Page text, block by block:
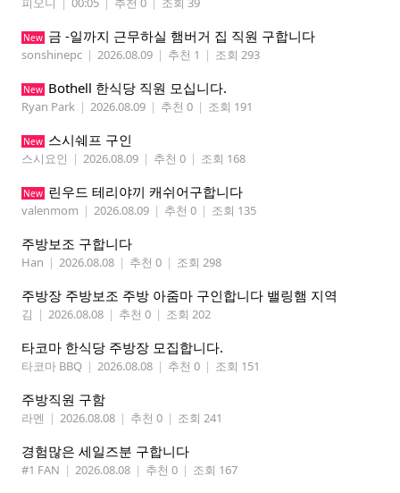
New 금 -일까지 근무하실 햄버거 집 직원 구합니다
sonshinepc | 2026.08.09 | 추천 1 | 조회 293
New Bothell 한식당 직원 모십니다.
Ryan Park | 2026.08.09 | 추천 0 | 조회 191
New 스시쉐프 구인
스시요인 | 2026.08.09 | 추천 0 | 조회 168
New 린우드 테리야끼 캐쉬어구합니다
valenmom | 2026.08.09 | 추천 0 | 조회 135
주방보조 구합니다
Han | 2026.08.08 | 추천 0 | 조회 298
주방장 주방보조 주방 아줌마 구인합니다 밸링햄 지역
김 | 2026.08.08 | 추천 0 | 조회 202
타코마 한식당 주방장 모집합니다.
타코마 BBQ | 2026.08.08 | 추천 0 | 조회 151
주방직원 구함
라멘 | 2026.08.08 | 추천 0 | 조회 241
경험많은 세일즈분 구합니다
#1 FAN | 2026.08.08 | 추천 0 | 조회 167